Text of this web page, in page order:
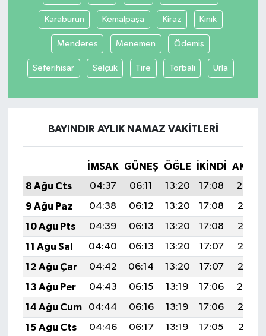
Karaburun Kemalpaşa Kiraz Kınık
Menderes Menemen Ödemiş
Seferihisar Selçuk Tire Torbalı Urla
BAYINDIR AYLIK NAMAZ VAKITLERI
İMSAK GÜNEŞ ÖĞLE İKINDI
8 Ağu Cts
04:37 06:11 13:20 17:08
20:20
9 Ağu Paz
04:38 06:12 13:20 17:08
20:18
10 Ağu Pts
04:39 06:13 13:20 17:08
20:17
11 Ağu Sal
04:40 06:13 13:20 17:07
20:16
12 Ağu Çar
04:42 06:14 13:20 17:07
20:15
13 Ağu Per
04:43 06:15 13:19 17:06
20:14
14 Ağu Cum
04:44 06:16 13:19 17:06
20:12
15 Ağu Cts
04:46 06:17 13:19 17:05
20:11